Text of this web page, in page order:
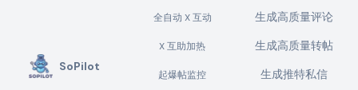
SoPilot
全自动 X 互动
X 互助加热
起爆帖监控
生成高质量评论
生成高质量转帖
生成推特私信